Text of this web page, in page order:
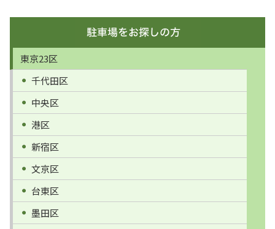
東京23区
千代田区
中央区
港区
新宿区
文京区
台東区
墨田区